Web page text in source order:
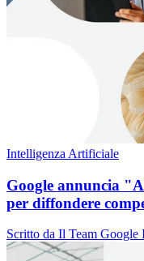
Intelligenza Artificiale
Google annuncia
per diffondere
Scritto da Il Team Google